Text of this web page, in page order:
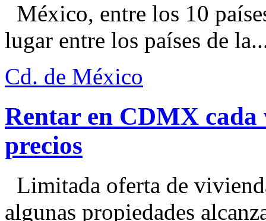
México, entre los 10
lugar entre los países de
Cd. de México
Rentar en CDMX cada
precios
Limitada oferta de
algunas propiedades